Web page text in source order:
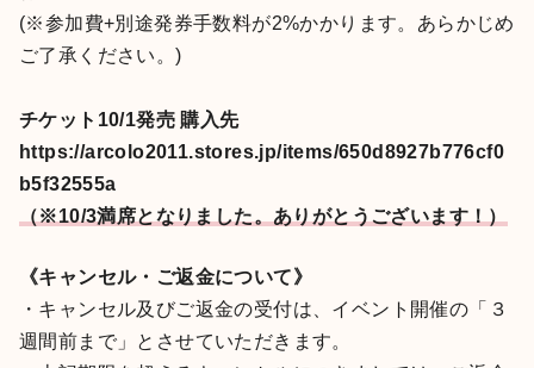
(※参加費+別途発券手数料が2%かかります。あらかじめ
ご了承ください。)
チケット10/1発売 購入先
https://arcolo2011.stores.jp/items/650d8927b776cf0
b5f32555a
（※10/3満席となりました。ありがとうございます！）
《キャンセル・ご返金について》
・キャンセル及びご返金の受付は、イベント開催の「３
週間前まで」とさせていただきます。